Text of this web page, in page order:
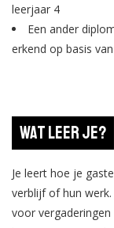
leerjaar 4
Een ander
erkend op basis
Wat leer je?
Je leert hoe je
verblijf of hun
voor